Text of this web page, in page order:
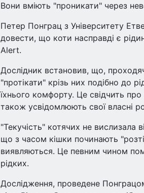
Вони вміють "проникати" через
Петер Понграц з Університету
довести, що коти насправді є
Alert.
Дослідник встановив, що,
"протікати" крізь них подібно до
їхнього комфорту. Це свідчить
також усвідомлюють свої власні
"Текучість" котячих не вислизала
що з часом кішки починають
виявляються. Це певним чином
рідких.
Дослідження, проведене